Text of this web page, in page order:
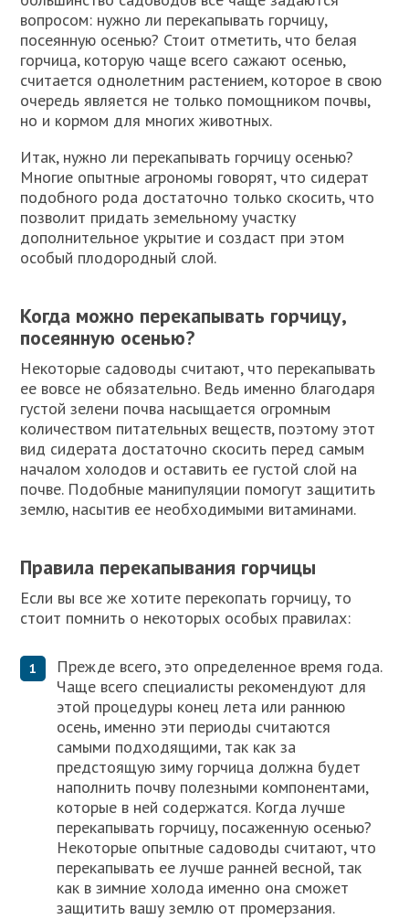
вопросом: нужно ли перекапывать горчицу,
посеянную осенью? Стоит отметить, что белая
горчица, которую чаще всего сажают осенью,
считается однолетним растением, которое в свою
очередь является не только помощником почвы,
но и кормом для многих животных.
Итак, нужно ли перекапывать горчицу осенью?
Многие опытные агрономы говорят, что сидерат
подобного рода достаточно только скосить, что
позволит придать земельному участку
дополнительное укрытие и создаст при этом
особый плодородный слой.
Когда можно перекапывать горчицу,
посеянную осенью?
Некоторые садоводы считают, что перекапывать
ее вовсе не обязательно. Ведь именно благодаря
густой зелени почва насыщается огромным
количеством питательных веществ, поэтому этот
вид сидерата достаточно скосить перед самым
началом холодов и оставить ее густой слой на
почве. Подобные манипуляции помогут защитить
землю, насытив ее необходимыми витаминами.
Правила перекапывания горчицы
Если вы все же хотите перекопать горчицу, то
стоит помнить о некоторых особых правилах:
Прежде всего, это определенное время года.
Чаще всего специалисты рекомендуют для
этой процедуры конец лета или раннюю
осень, именно эти периоды считаются
самыми подходящими, так как за
предстоящую зиму горчица должна будет
наполнить почву полезными компонентами,
которые в ней содержатся. Когда лучше
перекапывать горчицу, посаженную осенью?
Некоторые опытные садоводы считают, что
перекапывать ее лучше ранней весной, так
как в зимние холода именно она сможет
защитить вашу землю от промерзания.